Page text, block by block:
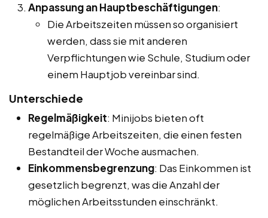
Anpassung an Hauptbeschäftigungen:
Die Arbeitszeiten müssen so organisiert
werden, dass sie mit anderen
Verpflichtungen wie Schule, Studium oder
einem Hauptjob vereinbar sind.
Unterschiede
Regelmäßigkeit: Minijobs bieten oft
regelmäßige Arbeitszeiten, die einen festen
Bestandteil der Woche ausmachen.
Einkommensbegrenzung: Das Einkommen ist
gesetzlich begrenzt, was die Anzahl der
möglichen Arbeitsstunden einschränkt.